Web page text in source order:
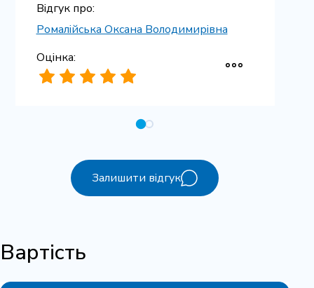
Відгук про:
Ромалійська Оксана Володимирівна
Оцінка:
Залишити відгук
Вартість